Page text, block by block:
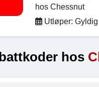
hos Chessnut
Utløper: Gyldig
hos